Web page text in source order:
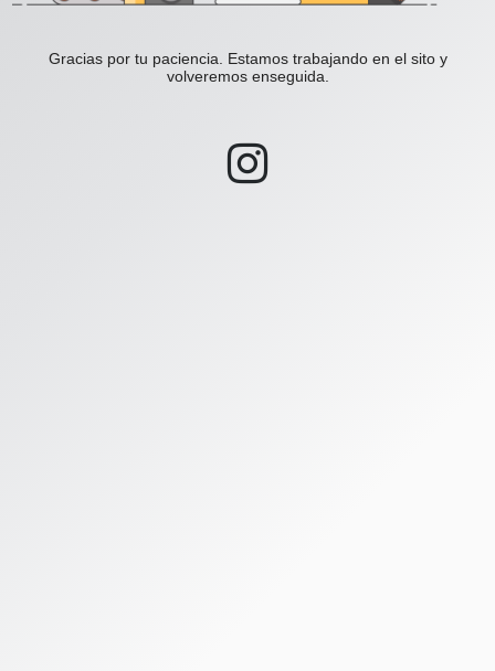
Gracias por tu paciencia. Estamos trabajando en el sito y
volveremos enseguida.